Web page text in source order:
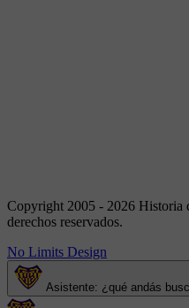
Copyright 2005 - 2026 Historia
derechos reservados.
No Limits Design
Asistente: ¿qué andás